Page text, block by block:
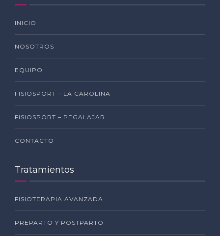
INICIO
NOSOTROS
EQUIPO
FISIOSPORT – LA CAROLINA
FISIOSPORT – PEGALAJAR
CONTACTO
Tratamientos
FISIOTERAPIA AVANZADA
PREPARTO Y POSTPARTO